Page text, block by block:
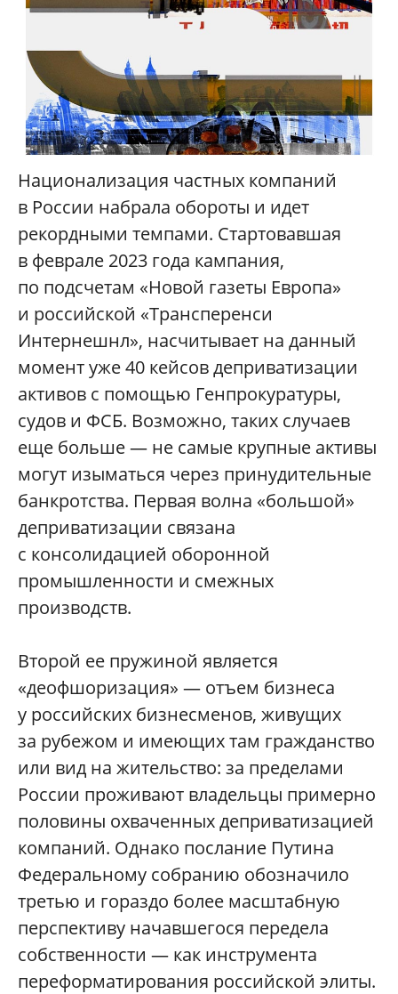
Национализация частных компаний
в России набрала обороты и идет
рекордными темпами. Стартовавшая
в феврале 2023 года кампания,
по подсчетам «Новой газеты Европа»
и российской «Трансперенси
Интернешнл», насчитывает на данный
момент уже 40 кейсов деприватизации
активов с помощью Генпрокуратуры,
судов и ФСБ. Возможно, таких случаев
еще больше — не самые крупные активы
могут изыматься через принудительные
банкротства. Первая волна «большой»
деприватизации связана
с консолидацией оборонной
промышленности и смежных
производств.
Второй ее пружиной является
«деофшоризация» — отъем бизнеса
у российских бизнесменов, живущих
за рубежом и имеющих там гражданство
или вид на жительство: за пределами
России проживают владельцы примерно
половины охваченных деприватизацией
компаний. Однако послание Путина
Федеральному собранию обозначило
третью и гораздо более масштабную
перспективу начавшегося передела
собственности — как инструмента
переформатирования российской элиты.